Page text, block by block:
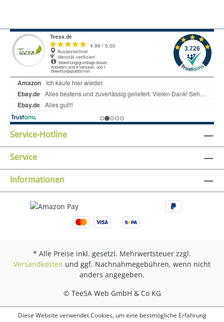
Service-Hotline
Service
Informationen
* Alle Preise inkl. gesetzl. Mehrwertsteuer zzgl.
Versandkosten und ggf. Nachnahmegebühren, wenn nicht
anders angegeben.
© TeeSA Web GmbH & Co KG
Diese Website verwendet Cookies, um eine bestmögliche Erfahrung